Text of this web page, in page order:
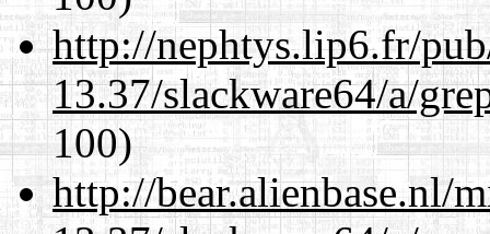
http://nephtys.lip6.fr/
13.37/slackware64/a/
100)
http://bear.alienbase.nl/